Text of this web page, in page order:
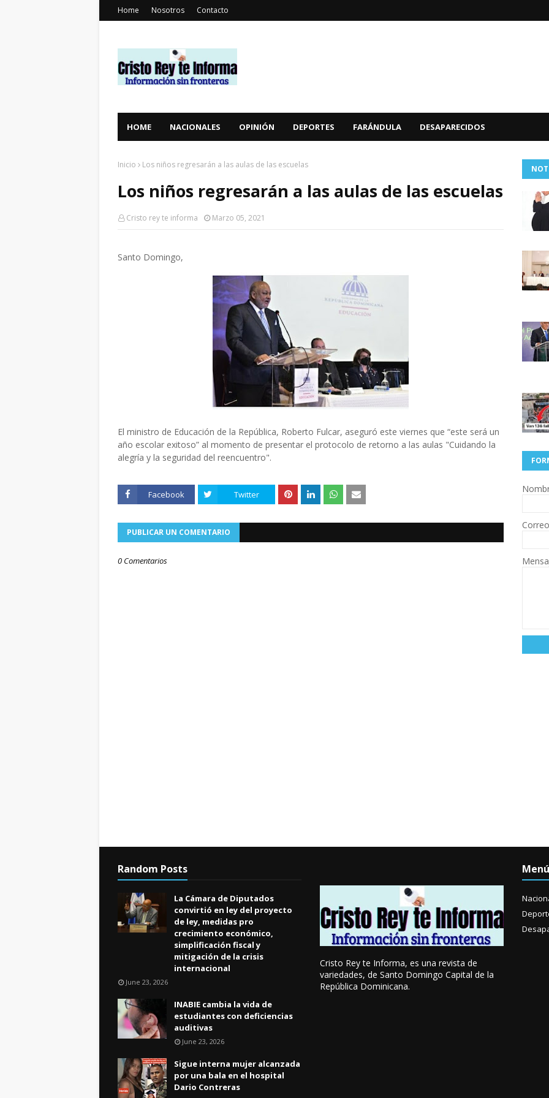
Home Nosotros Contacto
HOME NACIONALES OPINIÓN DEPORTES FARÁNDULA DESAPARECIDOS
Inicio Los niños regresarán a las aulas de las escuelas
Los niños regresarán a las aulas de las escuelas
Cristo rey te informa Marzo 05, 2021
Santo Domingo,
El ministro de Educación de la República, Roberto Fulcar, aseguró este viernes que “este será un
año escolar exitoso” al momento de presentar el protocolo de retorno a las aulas "Cuidando la
alegría y la seguridad del reencuentro".
Facebook Twitter
PUBLICAR UN COMENTARIO
0 Comentarios
Random Posts
La Cámara de Diputados
convirtió en ley del proyecto
de ley, medidas pro
crecimiento económico,
simplificación fiscal y
mitigación de la crisis
internacional
June 23, 2026
INABIE cambia la vida de
estudiantes con deficiencias
auditivas
June 23, 2026
Sigue interna mujer alcanzada
por una bala en el hospital
Dario Contreras
Cristo Rey te Informa, es una revista de
variedades, de Santo Domingo Capital de la
República Dominicana.
Menú